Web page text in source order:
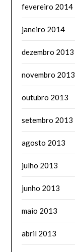
fevereiro 2014
janeiro 2014
dezembro 2013
novembro 2013
outubro 2013
setembro 2013
agosto 2013
julho 2013
junho 2013
maio 2013
abril 2013